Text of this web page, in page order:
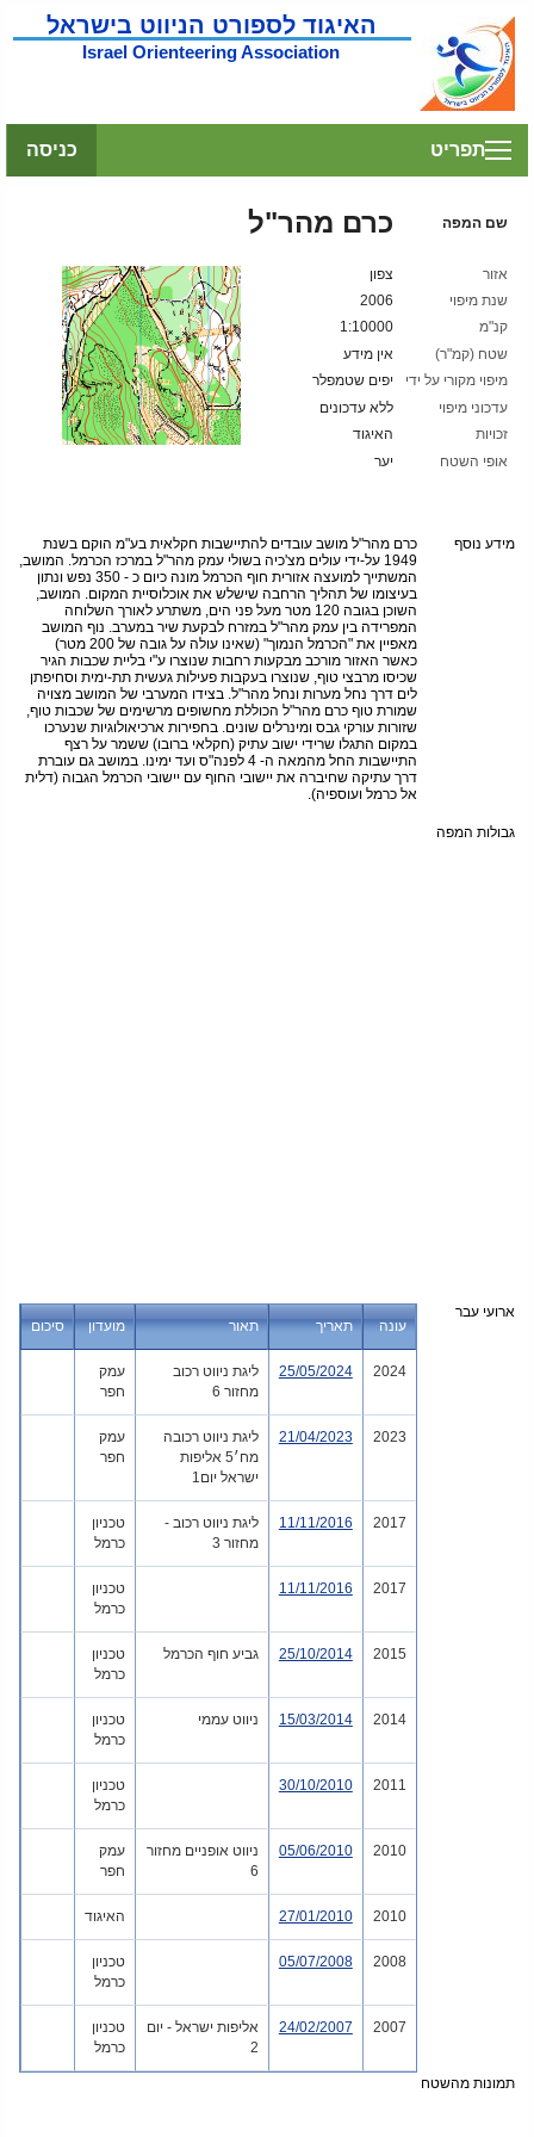
האיגוד לספורט הניווט בישראל
Israel Orienteering Association
כניסה תפריט
שם המפה כרם מהר"ל
אזור
צפון
שנת מיפוי
2006
קנ"מ
1:10000
שטח (קמ"ר)
אין מידע
מיפוי מקורי על ידי
יפים שטמפלר
עדכוני מיפוי
ללא עדכונים
זכויות
האיגוד
אופי השטח
יער
מידע נוסף
כרם מהר"ל מושב עובדים להתיישבות חקלאית בע"מ הוקם בשנת
1949 על-ידי עולים מצ'כיה בשולי עמק מהר"ל במרכז הכרמל. המושב,
המשתייך למועצה אזורית חוף הכרמל מונה כיום כ - 350 נפש ונתון
בעיצומו של תהליך הרחבה שישלש את אוכלוסיית המקום. המושב,
השוכן בגובה 120 מטר מעל פני הים, משתרע לאורך השלוחה
המפרידה בין עמק מהר"ל במזרח לבקעת שיר במערב. נוף המושב
מאפיין את "הכרמל הנמוך" (שאינו עולה על גובה של 200 מטר)
כאשר האזור מורכב מבקעות רחבות שנוצרו ע"י בליית שכבות הגיר
שכיסו מרבצי טוף, שנוצרו בעקבות פעילות געשית תת-ימית וסחיפתן
לים דרך נחל מערות ונחל מהר"ל. בצידו המערבי של המושב מצויה
שמורת טוף כרם מהר"ל הכוללת מחשופים מרשימים של שכבות טוף,
שזורות עורקי גבס ומינרלים שונים. בחפירות ארכיאולוגיות שנערכו
במקום התגלו שרידי ישוב עתיק (חקלאי ברובו) ששמר על רצף
התיישבות החל מהמאה ה- 4 לפנה"ס ועד ימינו. במושב גם עוברת
דרך עתיקה שחיברה את יישובי החוף עם יישובי הכרמל הגבוה (דלית
אל כרמל ועוספיה).
גבולות המפה
ארועי עבר
עונה
תאריך תאור מועדון סיכום
2024
25/05/2024
ליגת ניווט רכוב
מחזור 6
עמק
חפר
2023
21/04/2023
ליגת ניווט רכובה
מח׳5 אליפות
ישראל יום1
עמק
חפר
2017
11/11/2016
ליגת ניווט רכוב -
מחזור 3
טכניון
כרמל
2017
11/11/2016
טכניון
כרמל
2015
25/10/2014 גביע חוף הכרמל
טכניון
כרמל
2014
15/03/2014 ניווט עממי
טכניון
כרמל
2011
30/10/2010
טכניון
כרמל
2010
05/06/2010
ניווט אופניים מחזור
6
עמק
חפר
2010
27/01/2010 האיגוד
2008
05/07/2008
טכניון
כרמל
2007
24/02/2007
אליפות ישראל - יום
2
טכניון
כרמל
תמונות מהשטח